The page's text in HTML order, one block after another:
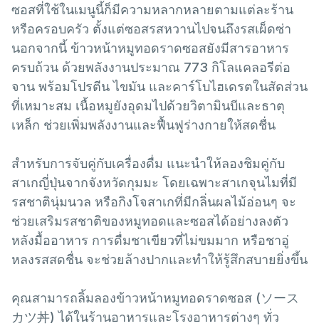
ซอสที่ใช้ในเมนูนี้ก็มีความหลากหลายตามแต่ละร้าน
หรือครอบครัว ตั้งแต่ซอสรสหวานไปจนถึงรสเผ็ดซ่า
นอกจากนี้ ข้าวหน้าหมูทอดราดซอสยังมีสารอาหาร
ครบถ้วน ด้วยพลังงานประมาณ 773 กิโลแคลอรีต่อ
จาน พร้อมโปรตีน ไขมัน และคาร์โบไฮเดรตในสัดส่วน
ที่เหมาะสม เนื้อหมูยังอุดมไปด้วยวิตามินบีและธาตุ
เหล็ก ช่วยเพิ่มพลังงานและฟื้นฟูร่างกายให้สดชื่น
สำหรับการจับคู่กับเครื่องดื่ม แนะนำให้ลองชิมคู่กับ
สาเกญี่ปุ่นจากจังหวัดกุมมะ โดยเฉพาะสาเกจุนไมที่มี
รสชาตินุ่มนวล หรือกิงโจสาเกที่มีกลิ่นผลไม้อ่อนๆ จะ
ช่วยเสริมรสชาติของหมูทอดและซอสได้อย่างลงตัว
หลังมื้ออาหาร การดื่มชาเขียวที่ไม่ขมมาก หรือชาอู่
หลงรสสดชื่น จะช่วยล้างปากและทำให้รู้สึกสบายยิ่งขึ้น
คุณสามารถลิ้มลองข้าวหน้าหมูทอดราดซอส (ソース
カツ丼) ได้ในร้านอาหารและโรงอาหารต่างๆ ทั่ว